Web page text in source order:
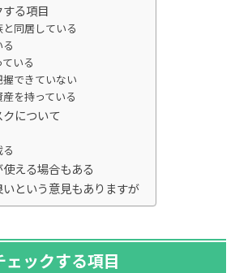
る項目
同居している
いる
できていない
を持っている
について
える場合もある
という意見もありますが
ックする項目